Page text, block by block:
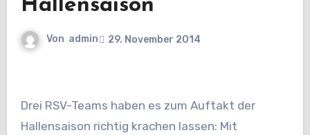
Hallensaison
Von admin 29. November 2014
Drei RSV-Teams haben es zum Auftakt der
Hallensaison richtig krachen lassen: Mit